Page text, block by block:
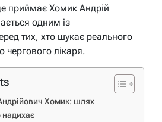
приймає Хомик Андрій
одним із
тих, хто шукає реального
чергового лікаря.
Хомик: шлях